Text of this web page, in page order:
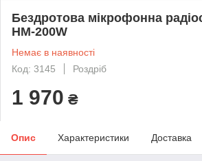
Бездротова мікрофонна
HM-200W
Немає в наявності
Код: 3145
Роздріб
1 970 ₴
Опис Характеристики Доставка